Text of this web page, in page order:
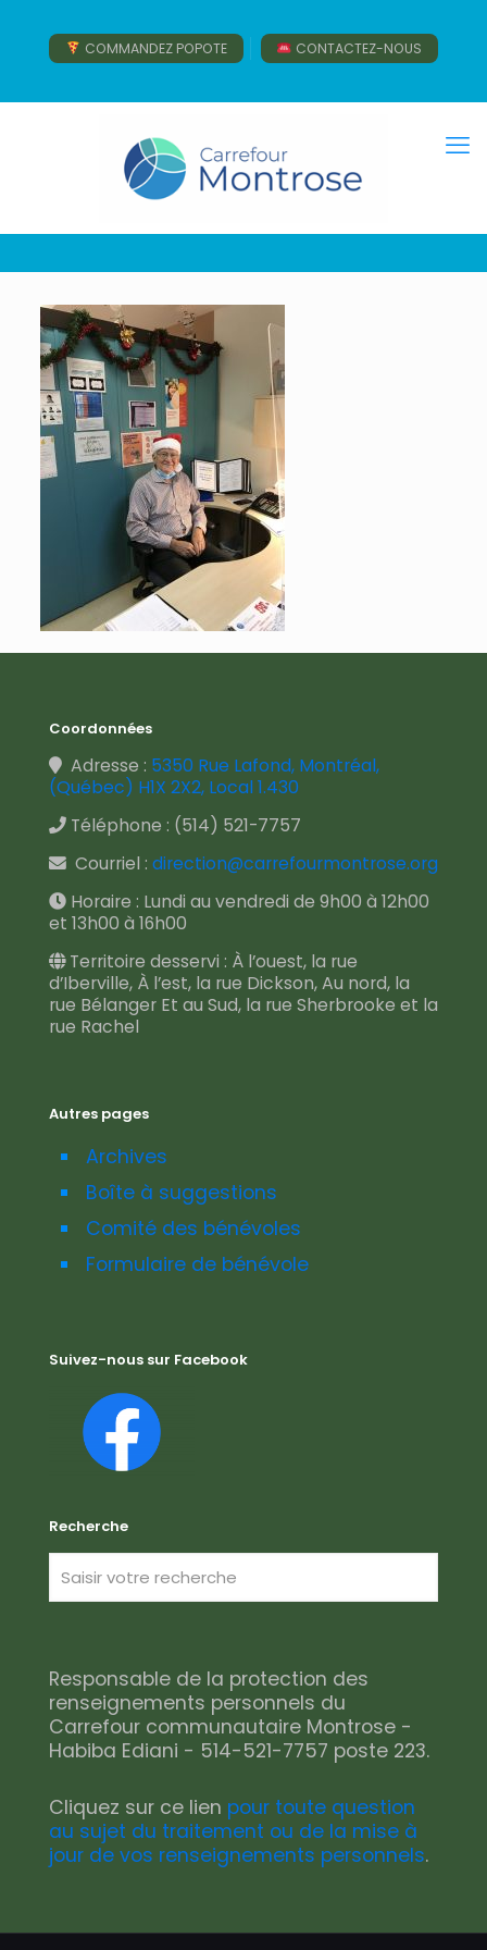
COMMANDEZ POPOTE CONTACTEZ-NOUS
Coordonnées
Adresse : 5350 Rue Lafond, Montréal,
(Québec) H1X 2X2, Local 1.430
Téléphone : (514) 521-7757
Courriel : direction@carrefourmontrose.org
Horaire : Lundi au vendredi de 9h00 à 12h00
et 13h00 à 16h00
Territoire desservi : À l’ouest, la rue
d’Iberville, À l’est, la rue Dickson, Au nord, la
rue Bélanger Et au Sud, la rue Sherbrooke et la
rue Rachel
Autres pages
Archives
Boîte à suggestions
Comité des bénévoles
Formulaire de bénévole
Suivez-nous sur Facebook
Recherche
Responsable de la protection des
renseignements personnels du
Carrefour communautaire Montrose -
Habiba Ediani - 514-521-7757 poste 223.
Cliquez sur ce lien pour toute question
au sujet du traitement ou de la mise à
jour de vos renseignements personnels.